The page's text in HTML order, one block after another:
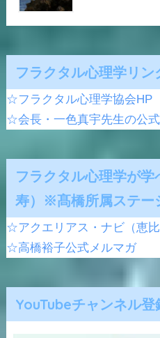
フラクタル心理学リン
☆フラクタル心理学協会HP
☆会長・一色真宇先生の公
フラクタル心理学が
寿）※髙橋所属ステー
☆アクエリアス・ナビ（恵比
☆高橋裕子公式メルマガ
YouTubeチャンネル登